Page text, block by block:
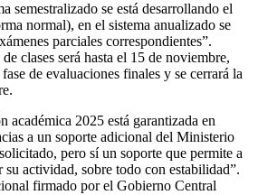
semestralizado se está desarrollando el
normal), en el sistema anualizado se
parciales correspondientes”.
clases será hasta el 15 de noviembre,
de evaluaciones finales y se cerrará la
académica 2025 está garantizada en
a un soporte adicional del Ministerio
pero sí un soporte que permite a
actividad, sobre todo con estabilidad”.
firmado por el Gobierno Central